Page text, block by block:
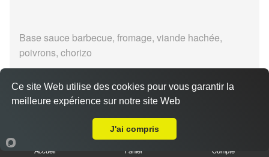
Base sauce barbecue, fromage, viande hachée,
poivrons, chorizo
Accueil Panier Compte
Ce site Web utilise des cookies pour vous garantir la
meilleure expérience sur notre site Web
J'ai compris